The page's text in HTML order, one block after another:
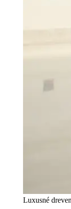
Luxusné